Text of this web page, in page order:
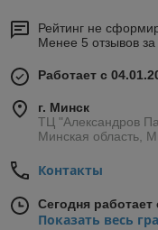
Рейтинг не
Менее 5 отзывов
Работает с
г. Минск
ТЦ "Александров
Минская область,
Контакты
Сегодня работает
Показать весь